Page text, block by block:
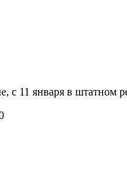
с 11 января в штатном